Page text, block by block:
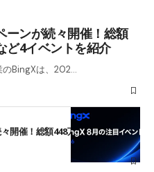
ーンが続々開催！総額
ど4イベントを紹介
のBingXは、202…
開催！総額448万USDT超のAIバ